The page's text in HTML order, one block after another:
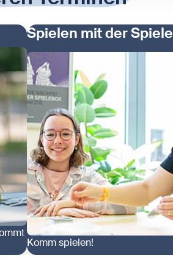
Spielen mit der
Komm spielen!